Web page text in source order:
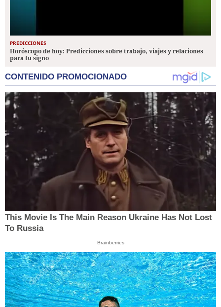
PREDICCIONES
Horóscopo de hoy: Predicciones sobre trabajo, viajes y relaciones
para tu signo
CONTENIDO PROMOCIONADO
This Movie Is The Main Reason Ukraine Has Not Lost
To Russia
Brainberries